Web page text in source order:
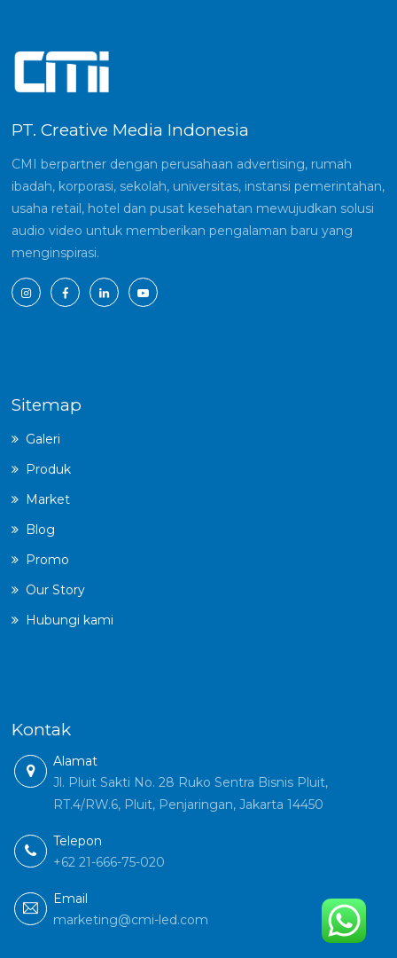
PT. Creative Media Indonesia
CMI berpartner dengan perusahaan advertising, rumah
ibadah, korporasi, sekolah, universitas, instansi pemerintahan,
usaha retail, hotel dan pusat kesehatan mewujudkan solusi
audio video untuk memberikan pengalaman baru yang
menginspirasi.
Sitemap
Galeri
Produk
Market
Blog
Promo
Our Story
Hubungi kami
Kontak
Alamat
Jl. Pluit Sakti No. 28 Ruko Sentra Bisnis Pluit,
RT.4/RW.6, Pluit, Penjaringan, Jakarta 14450
Telepon
+62 21-666-75-020
Email
marketing@cmi-led.com